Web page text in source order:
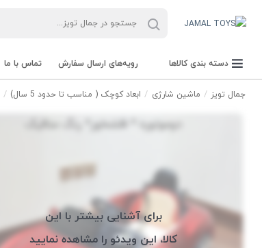
دسته بندی کالاها رویه‌های ارسال سفارش تماس با ما
جمال تویز ماشین شارژی ابعاد کوچک ( مناسب تا حدود 5 سال)
برای آشنایی بیشتر با این
کالا، این ویدئو را مشاهده نمایید